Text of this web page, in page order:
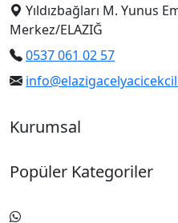
Yıldızbağları M. Yunus
Merkez/ELAZIĞ
0537 061 02 57
Kurumsal
Popüler Kategoriler